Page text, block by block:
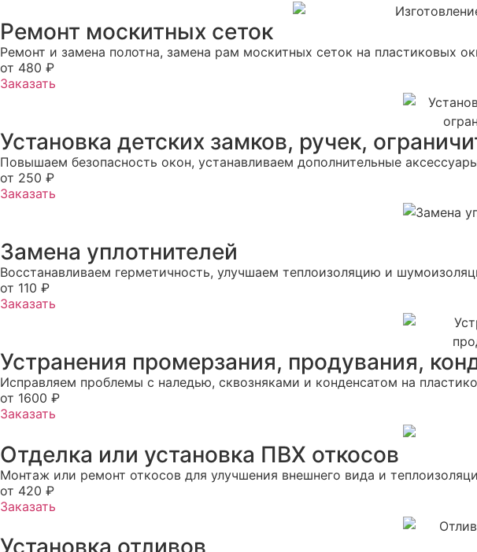
Ремонт москитных сеток
Ремонт и замена полотна, замена рам москитных сеток на пластиковых
от 480 ₽
Заказать
Установка детских замков, ручек,
Повышаем безопасность окон, устанавливаем дополнительные
от 250 ₽
Заказать
Замена уплотнителей
Восстанавливаем герметичность, улучшаем теплоизоляцию и
от 110 ₽
Заказать
Устранения промерзания, продувания,
Исправляем проблемы с наледью, сквозняками и конденсатом на
от 1600 ₽
Заказать
Отделка или установка ПВХ откосов
Монтаж или ремонт откосов для улучшения внешнего вида и
от 420 ₽
Заказать